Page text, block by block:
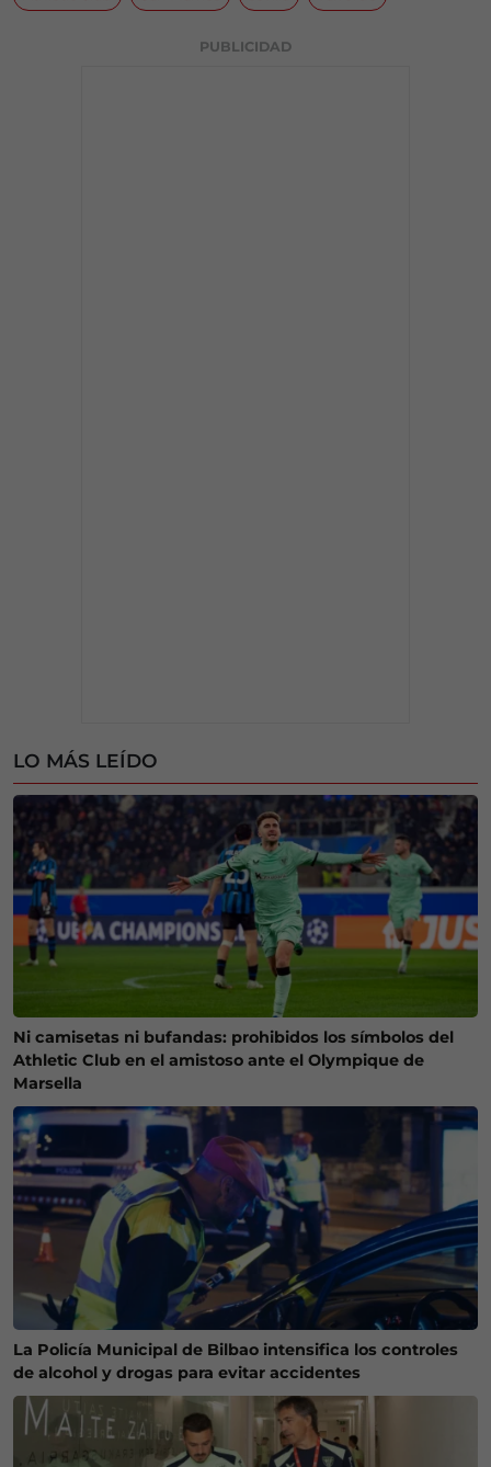
PUBLICIDAD
LO MÁS LEÍDO
Ni camisetas ni bufandas: prohibidos los símbolos del
Athletic Club en el amistoso ante el Olympique de
Marsella
La Policía Municipal de Bilbao intensifica los controles
de alcohol y drogas para evitar accidentes